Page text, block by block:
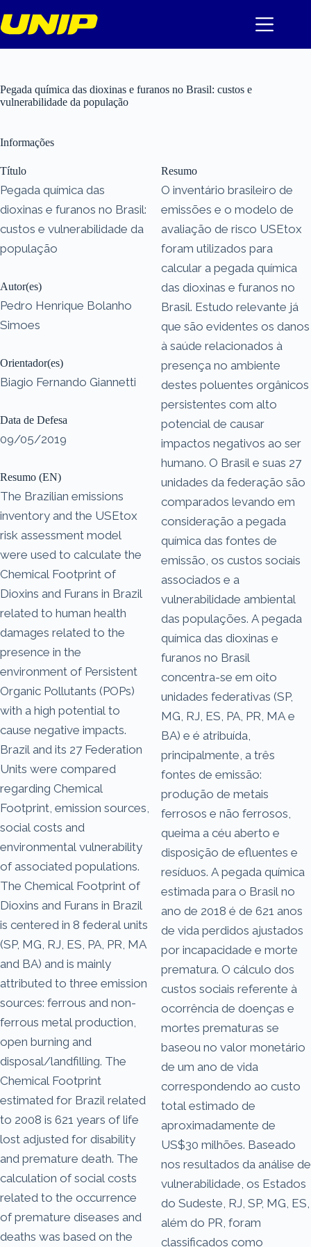
para
o
Pegada química das dioxinas e furanos no Brasil: custos e
vulnerabilidade da população
Informações
Título
Pegada química das
dioxinas e furanos no Brasil:
custos e vulnerabilidade da
população
Autor(es)
Pedro Henrique Bolanho
Simoes
Orientador(es)
Biagio Fernando Giannetti
Data de Defesa
09/05/2019
Resumo (EN)
The Brazilian emissions
inventory and the USEtox
risk assessment model
were used to calculate the
Chemical Footprint of
Dioxins and Furans in Brazil
related to human health
damages related to the
presence in the
environment of Persistent
Organic Pollutants (POPs)
with a high potential to
cause negative impacts.
Brazil and its 27 Federation
Units were compared
regarding Chemical
Footprint, emission sources,
social costs and
environmental vulnerability
of associated populations.
The Chemical Footprint of
Dioxins and Furans in Brazil
is centered in 8 federal units
(SP, MG, RJ, ES, PA, PR, MA
and BA) and is mainly
attributed to three emission
sources: ferrous and non-
ferrous metal production,
open burning and
disposal/landfilling. The
Chemical Footprint
estimated for Brazil related
to 2008 is 621 years of life
lost adjusted for disability
and premature death. The
calculation of social costs
related to the occurrence
of premature diseases and
deaths was based on the
Resumo
O inventário brasileiro de
emissões e o modelo de
avaliação de risco USEtox
foram utilizados para
calcular a pegada química
das dioxinas e furanos no
Brasil. Estudo relevante já
que são evidentes os danos
à saúde relacionados à
presença no ambiente
destes poluentes orgânicos
persistentes com alto
potencial de causar
impactos negativos ao ser
humano. O Brasil e suas 27
unidades da federação são
comparados levando em
consideração a pegada
química das fontes de
emissão, os custos sociais
associados e a
vulnerabilidade ambiental
das populações. A pegada
química das dioxinas e
furanos no Brasil
concentra-se em oito
unidades federativas (SP,
MG, RJ, ES, PA, PR, MA e
BA) e é atribuída,
principalmente, a três
fontes de emissão:
produção de metais
ferrosos e não ferrosos,
queima a céu aberto e
disposição de efluentes e
resíduos. A pegada química
estimada para o Brasil no
ano de 2018 é de 621 anos
de vida perdidos ajustados
por incapacidade e morte
prematura. O cálculo dos
custos sociais referente à
ocorrência de doenças e
mortes prematuras se
baseou no valor monetário
de um ano de vida
correspondendo ao custo
total estimado de
aproximadamente de
US$30 milhões. Baseado
nos resultados da análise de
vulnerabilidade, os Estados
do Sudeste, RJ, SP, MG, ES,
além do PR, foram
classificados como